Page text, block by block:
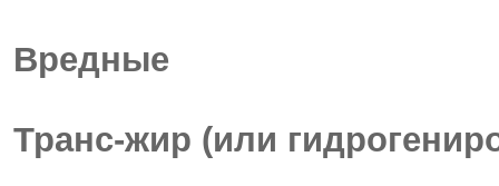
Вредные
Транс-жир (или